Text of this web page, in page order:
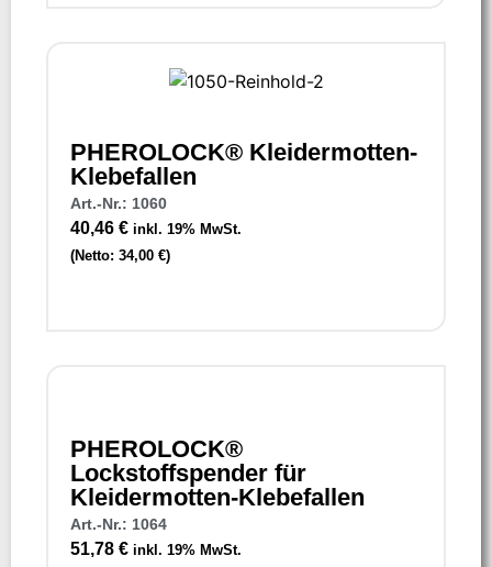
PHEROLOCK® Kleidermotten-
Klebefallen
Art.-Nr.: 1060
40,46 € inkl. 19% MwSt.
(Netto: 34,00 €)
PHEROLOCK®
Lockstoffspender für
Kleidermotten-Klebefallen
Art.-Nr.: 1064
51,78 € inkl. 19% MwSt.